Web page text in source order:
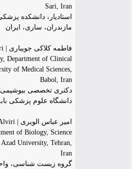
Sari, Iran
استادیار، دانشکده
مازندران، ساری، ایران
فاطمه کلاکی جویباری | Fatemeh Kalaki-Jouybari
Department of Clinical
of Medical Sciences,
Babol, Iran
دکتری تخصصی بیوشیمی
دانشگاه علوم پزشکی بابل،
امیر عباس الویری | Amir Abbas Alviri
of Biology, Science
Azad University, Tehran,
Iran
گروه زیست شناسی، واحد